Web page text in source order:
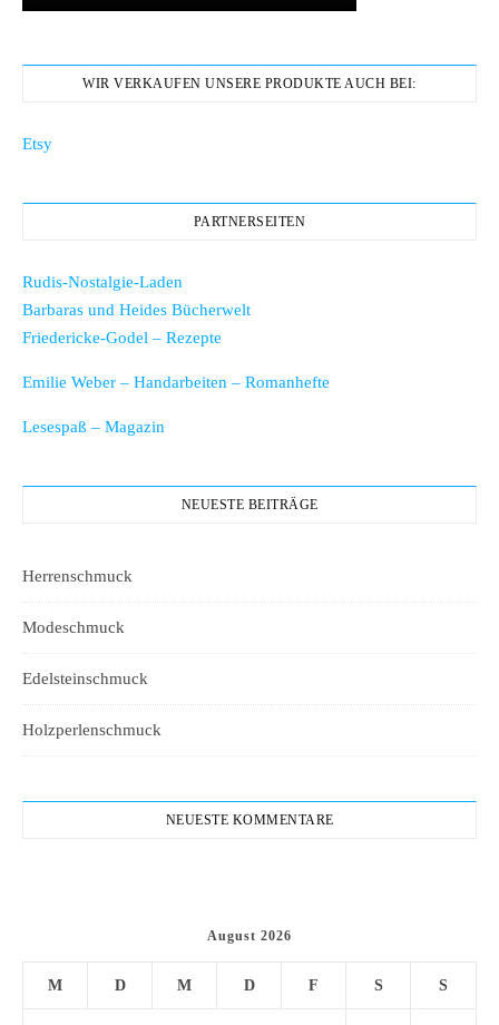
WIR VERKAUFEN UNSERE PRODUKTE AUCH BEI:
Etsy
PARTNERSEITEN
Rudis-Nostalgie-Laden
Barbaras und Heides Bücherwelt
Friedericke-Godel – Rezepte
Emilie Weber – Handarbeiten – Romanhefte
Lesespaß – Magazin
NEUESTE BEITRÄGE
Herrenschmuck
Modeschmuck
Edelsteinschmuck
Holzperlenschmuck
NEUESTE KOMMENTARE
August 2026
M D M D F S S